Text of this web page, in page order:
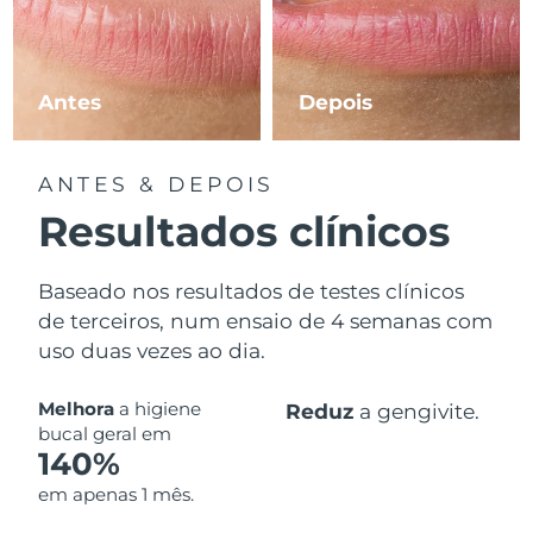
Antes Depois
ANTES & DEPOIS
Resultados clínicos
Baseado nos resultados de testes clínicos
de terceiros, num ensaio de 4 semanas com
uso duas vezes ao dia.
Melhora a higiene
bucal geral em
140%
em apenas 1 mês.
Reduz a gengivite.
Omã Entrega prevista8/15/26
Filipinas Entrega prevista8/15/26
Entrega prevista 8/13/26
Portugal
Porto Rico Entrega prevista8/14/26
Catar Entrega prevista8/13/26
Reunião
Romênia Entrega prevista8/12/26
Rússia